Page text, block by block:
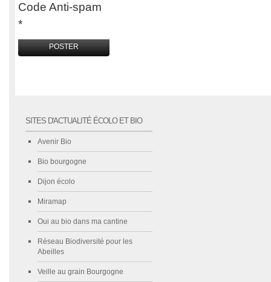
Code Anti-spam
*
SITES D'ACTUALITÉ ÉCOLO ET BIO
Avenir Bio
Bio bourgogne
Dijon écolo
Miramap
Oui au bio dans ma cantine
Réseau Biodiversité pour les
Abeilles
Veille au grain Bourgogne